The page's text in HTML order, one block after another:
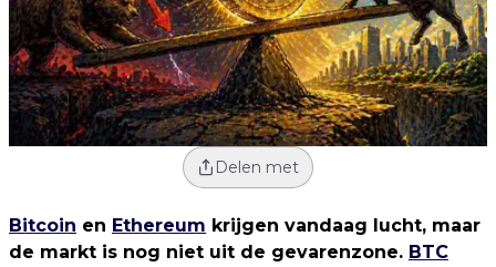
Delen met
Bitcoin en Ethereum krijgen vandaag lucht, maar
de markt is nog niet uit de gevarenzone. BTC